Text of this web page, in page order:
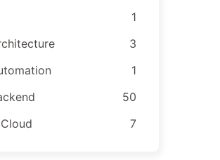
1
3
1
50
Cloud
7